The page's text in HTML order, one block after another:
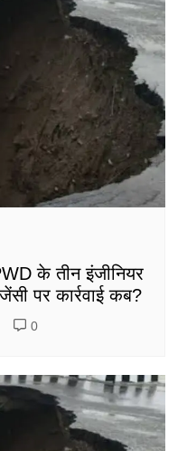
के तीन इंजीनियर
पर कार्रवाई कब?
0